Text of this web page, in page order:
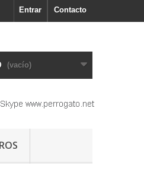
Contacto
Entrar
(vacío)